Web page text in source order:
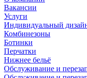
Вакансии
Услуги
Индивидуальный
Комбинезоны
Ботинки
Перчатки
Нижнее бельё
Обслуживание и